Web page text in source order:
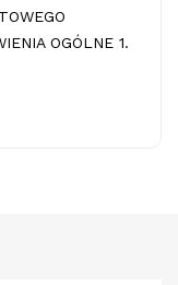
OGÓLNE 1.